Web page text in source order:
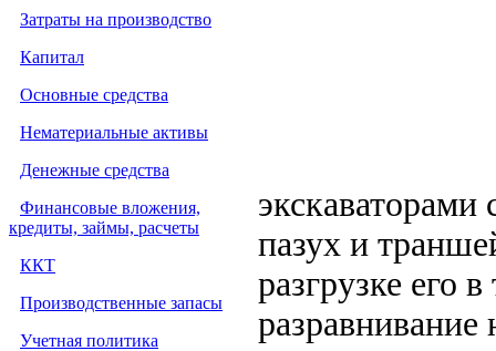
Затраты на производство
Капитал
Основные средства
Нематериальные активы
Денежные средства
Финансовые вложения,
кредиты, займы, расчеты
ККТ
Производственные запасы
Учетная политика
экскаваторами
пазух и
разгрузке его